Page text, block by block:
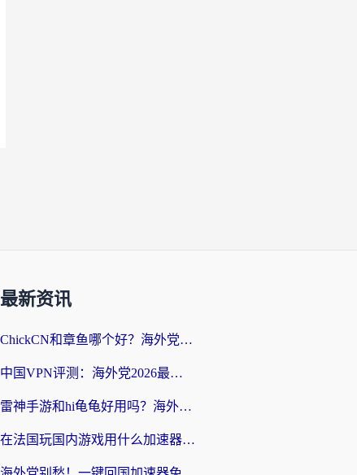
最新资讯
ChickCN和章鱼哪个好？海外党选回国加速器的3个关键维度 + 实用避坑指南
中国VPN评测：海外党2026最全回国加速器选择指南，告别地区限制不踩坑
雷神手游和hi龟龟好用吗？海外党亲测3款回国加速器，教你选对国外到国内加速器
在法国玩国内游戏用什么加速器？2026实测解决延迟卡顿的实用指南